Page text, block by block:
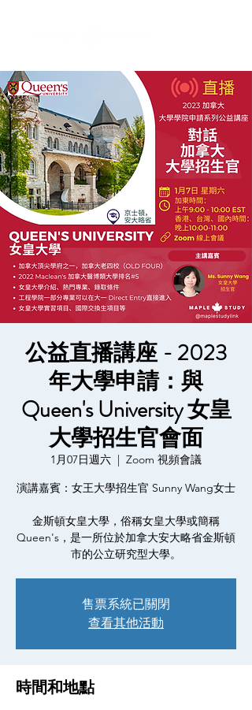
公益直播講座 - 2023
年大學申請：與
Queen's University 女皇
大學招生官會面
1月07日週六
  |
Zoom 視頻會議
演講嘉賓：女王大學招生官 Sunny Wang女士
金斯頓女皇大學，俗稱女皇大學或簡稱
Queen's，是一所位於加拿大安大略省金斯頓
市的公立研究型大學。
售票系統已關閉
查看其他活動
時間和地點